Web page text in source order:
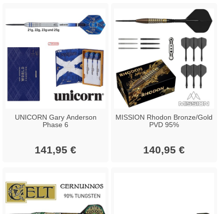
UNICORN Gary Anderson
Phase 6
141,95 €
MISSION Rhodon Bronze/Gold
PVD 95%
140,95 €